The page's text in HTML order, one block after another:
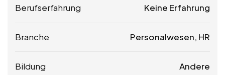
Berufserfahrung Keine Erfahrung
Branche Personalwesen, HR
Bildung Andere